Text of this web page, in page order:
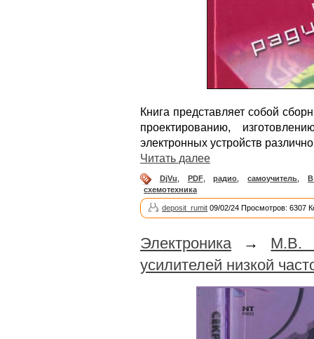
Книга представляет собой
проектированию,
электронных устройств
Читать далее
DjVu PDF, радио самоучитель
схемотехника
deposit_rumit 09/02/24 Просмотров: 6307
Электроника→ М.В.
усилителей низкой